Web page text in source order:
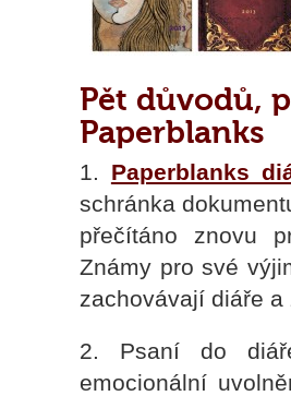
Pět důvodů,
Paperblanks
1. Paperblanks
schránka
přečítáno znovu
Známy pro své
zachovávají diáře
2. Psaní do
emocionální